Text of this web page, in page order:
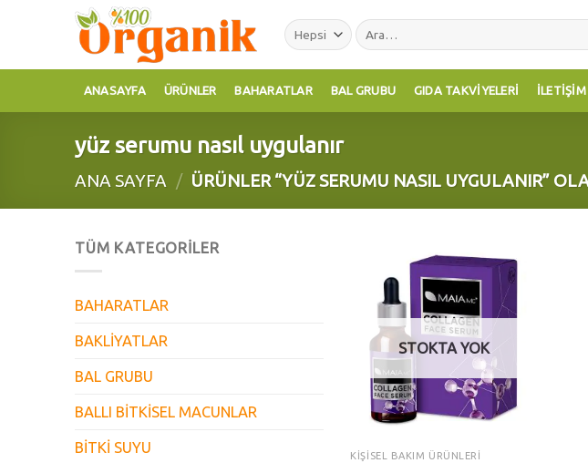
Ara:
ANASAYFA ÜRÜNLER BAHARATLAR BAL GRUBU GIDA TAKVIYELERI İLETIŞIM
yüz serumu nasıl uygulanır
ANA SAYFA / ÜRÜNLER “YÜZ SERUMU NASIL UYGULANIR”
TÜM KATEGORILER
BAHARATLAR
BAKLİYATLAR
BAL GRUBU
BALLI BİTKİSEL MACUNLAR
BİTKİ SUYU
Add to
wishlist
STOKTA YOK
KİŞİSEL BAKIM ÜRÜNLERİ